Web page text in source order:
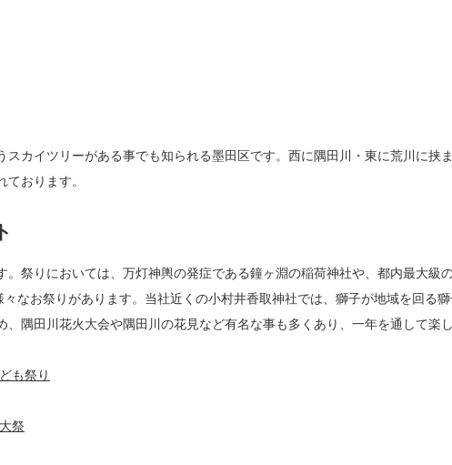
スカイツリーがある事でも知られる墨田区です。西に隅田川・東に荒川に挟
ております。
。祭りにおいては、万灯神輿の発症である鐘ヶ淵の稲荷神社や、都内最大級
なお祭りがあります。当社近くの小村井香取神社では、獅子が地域を回る獅
、隅田川花火大会や隅田川の花見など有名な事も多くあり、一年を通して楽
も祭り
祭